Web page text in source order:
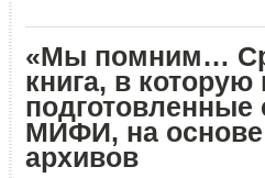
«Мы помним…
книга, в
МИФИ, на
архивов